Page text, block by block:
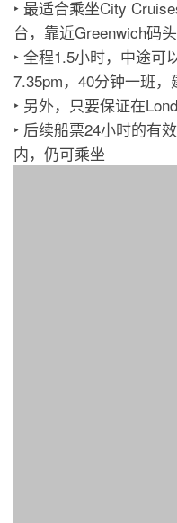
‣ 最适合乘坐City
台，靠近Greenwich码头
‣ 全程1.5小时，中途可
7.35pm，40分钟一班，
‣ 另外，只要保证在
‣ 后续船票24小时的有
内，仍可乘坐